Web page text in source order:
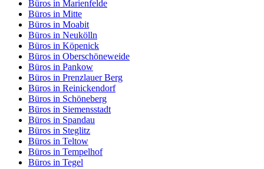
Büros in Marienfelde
Büros in Mitte
Büros in Moabit
Büros in Neukölln
Büros in Köpenick
Büros in Oberschöneweide
Büros in Pankow
Büros in Prenzlauer Berg
Büros in Reinickendorf
Büros in Schöneberg
Büros in Siemensstadt
Büros in Spandau
Büros in Steglitz
Büros in Teltow
Büros in Tempelhof
Büros in Tegel